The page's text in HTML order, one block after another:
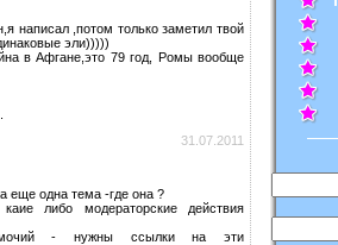
написал ,потом только заметил твой
эли)))))
в Афгане,это 79 год, Ромы вообще
31.07.2011
еще одна тема -где она ?
либо модераторские действия
- нужны ссылки на эти